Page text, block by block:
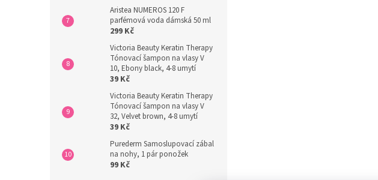
Aristea NUMEROS 120 F
parfémová voda dámská 50 ml
299 Kč
Victoria Beauty Keratin Therapy
Tónovací šampon na vlasy V
10, Ebony black, 4-8 umytí
39 Kč
Victoria Beauty Keratin Therapy
Tónovací šampon na vlasy V
32, Velvet brown, 4-8 umytí
39 Kč
Purederm Samoslupovací zábal
na nohy, 1 pár ponožek
99 Kč